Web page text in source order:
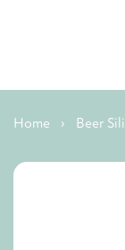
Home › Beer